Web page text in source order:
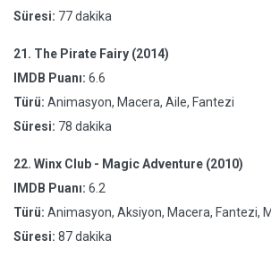
Süresi: 77 dakika
21. The Pirate Fairy (2014)
IMDB Puanı: 6.6
Türü: Animasyon, Macera, Aile, Fantezi
Süresi: 78 dakika
22. Winx Club - Magic Adventure (2010)
IMDB Puanı: 6.2
Türü: Animasyon, Aksiyon, Macera, Fantezi,
Süresi: 87 dakika